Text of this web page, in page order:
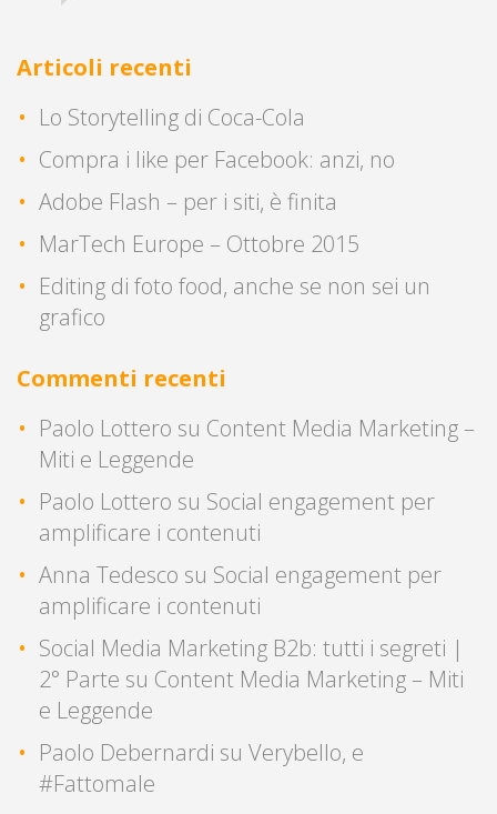
Articoli recenti
Lo Storytelling di Coca-Cola
Compra i like per Facebook: anzi, no
Adobe Flash – per i siti, è finita
MarTech Europe – Ottobre 2015
Editing di foto food, anche se non sei un
grafico
Commenti recenti
Paolo Lottero su Content Media Marketing –
Miti e Leggende
Paolo Lottero su Social engagement per
amplificare i contenuti
Anna Tedesco su Social engagement per
amplificare i contenuti
Social Media Marketing B2b: tutti i segreti |
2° Parte su Content Media Marketing – Miti
e Leggende
Paolo Debernardi su Verybello, e
#Fattomale